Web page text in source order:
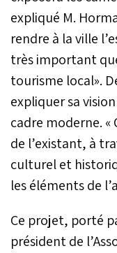
expliqué M.
rendre à la ville
très important
tourisme local».
expliquer sa
cadre moderne. «
de l’existant, à
culturel et
les éléments de
Ce projet, porté
président de